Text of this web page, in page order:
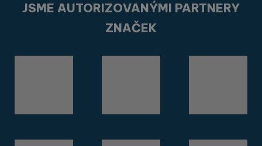
JSME AUTORIZOVANÝMI PARTNERY
ZNAČEK